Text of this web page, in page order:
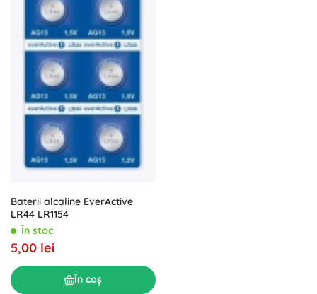
Baterii alcaline EverActive
LR44 LR1154
În stoc
5,00 lei
În coș